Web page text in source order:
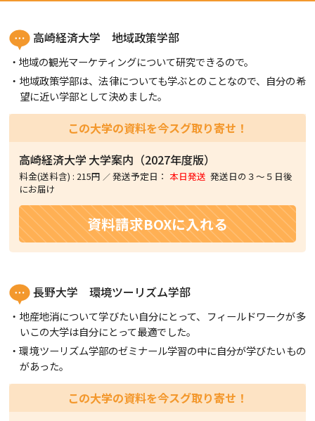
高崎経済大学 地域政策学部
地域の観光マーケティングについて研究できるので。
地域政策学部は、法律についても学ぶとのことなので、自分の希
望に近い学部として決めました。
この大学の資料を今スグ取り寄せ！
高崎経済大学 大学案内（2027年度版）
料金(送料含) : 215円 発送予定日： 本日発送 発送日の３〜５日後
にお届け
資料請求BOXに入れる
長野大学 環境ツーリズム学部
地産地消について学びたい自分にとって、フィールドワークが多
いこの大学は自分にとって最適でした。
環境ツーリズム学部のゼミナール学習の中に自分が学びたいもの
があった。
この大学の資料を今スグ取り寄せ！